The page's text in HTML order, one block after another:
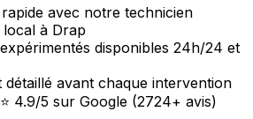
avec notre technicien
local à Drap
disponibles 24h/24 et
détaillé avant chaque intervention
4.9/5 sur Google (2724+ avis)